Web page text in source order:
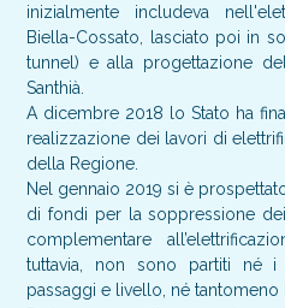
inizialmente includeva
Biella-Cossato, lasciato poi in
tunnel) e alla progettazione
Santhià.
A dicembre 2018 lo Stato ha
realizzazione dei lavori di
della Regione.
Nel gennaio 2019 si è
di fondi per la soppressione
complementare
tuttavia, non sono partiti né
passaggi e livello, né tantomeno